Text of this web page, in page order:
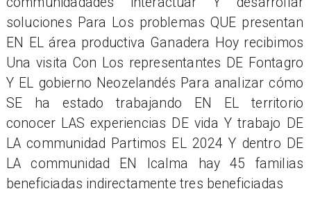
soluciones Para Los problemas QUE presentan
EN EL área productiva Ganadera Hoy recibimos
Una visita Con Los representantes DE Fontagro
Y EL gobierno Neozelandés Para analizar cómo
SE ha estado trabajando EN EL territorio
conocer LAS experiencias DE vida Y trabajo DE
LA communidad Partimos EL 2024 Y dentro DE
LA communidad EN Icalma hay 45 familias
beneficiadas indirectamente tres beneficiadas